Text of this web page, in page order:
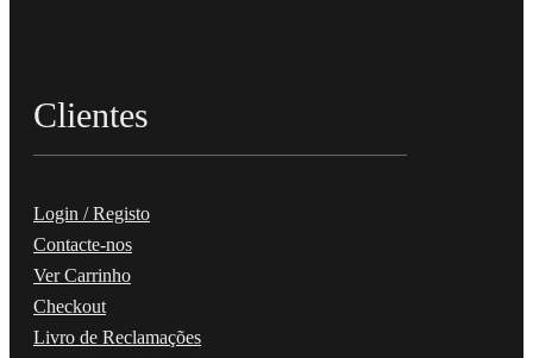
Clientes
Login / Registo
Contacte-nos
Ver Carrinho
Checkout
Livro de Reclamações